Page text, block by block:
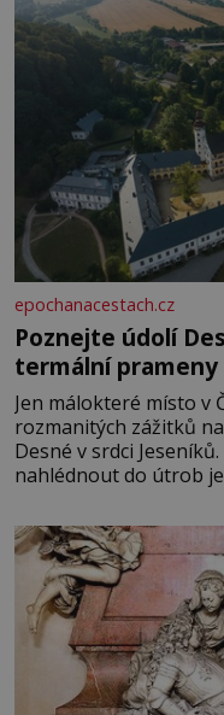
epochanacestach.cz
Poznejte údolí
termální prameny
Jen málokteré místo v
rozmanitých zážitků
Desné v srdci
nahlédnout do útrob
se na koloběžce a
Velkých Losinách